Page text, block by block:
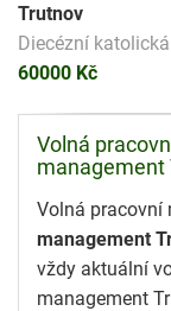
Trutnov
Diecézní
60000 Kč
Volná
management
Volná pracovní
management
vždy aktuální
management